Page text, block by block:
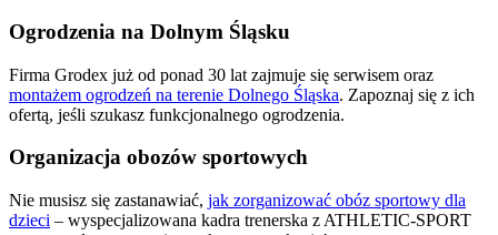
Ogrodzenia na Dolnym Śląsku
Firma Grodex już od ponad 30 lat zajmuje się serwisem oraz
montażem ogrodzeń na terenie Dolnego Śląska. Zapoznaj się z ich
ofertą, jeśli szukasz funkcjonalnego ogrodzenia.
Organizacja obozów sportowych
Nie musisz się zastanawiać, jak zorganizować obóz sportowy dla
dzieci – wyspecjalizowana kadra trenerska z ATHLETIC-SPORT